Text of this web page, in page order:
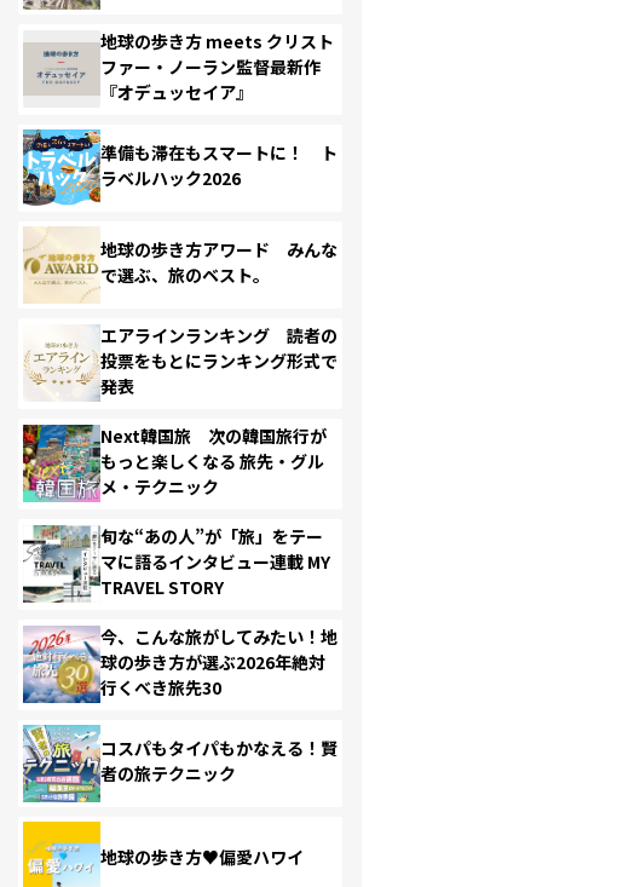
地球の歩き方 meets クリスト
ファー・ノーラン監督最新作
『オデュッセイア』
準備も滞在もスマートに！ ト
ラベルハック2026
地球の歩き方アワード みんな
で選ぶ、旅のベスト。
エアラインランキング 読者の
投票をもとにランキング形式で
発表
Next韓国旅 次の韓国旅行が
もっと楽しくなる 旅先・グル
メ・テクニック
旬な“あの人”が「旅」をテー
マに語るインタビュー連載 MY
TRAVEL STORY
今、こんな旅がしてみたい！地
球の歩き方が選ぶ2026年絶対
行くべき旅先30
コスパもタイパもかなえる！賢
者の旅テクニック
地球の歩き方♥偏愛ハワイ